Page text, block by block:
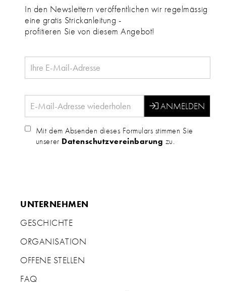
In den Newslettern veröffentlichen wir regelmässig
eine gratis Strickanleitung -
profitieren Sie von diesem Angebot!
Mit dem Absenden dieses Formulars stimmen Sie
unserer Datenschutzvereinbarung zu.
UNTERNEHMEN
GESCHICHTE
ORGANISATION
OFFENE STELLEN
FAQ